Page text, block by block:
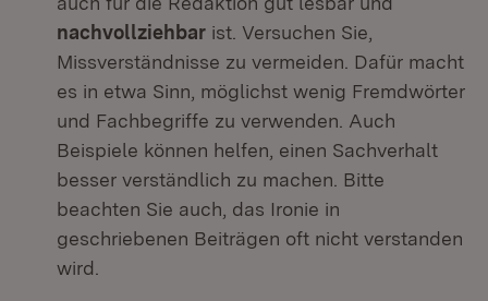
nachvollziehbar ist. Versuchen Sie,
Missverständnisse zu vermeiden. Dafür macht
es in etwa Sinn, möglichst wenig Fremdwörter
und Fachbegriffe zu verwenden. Auch
Beispiele können helfen, einen Sachverhalt
besser verständlich zu machen. Bitte
beachten Sie auch, das Ironie in
geschriebenen Beiträgen oft nicht verstanden
wird.